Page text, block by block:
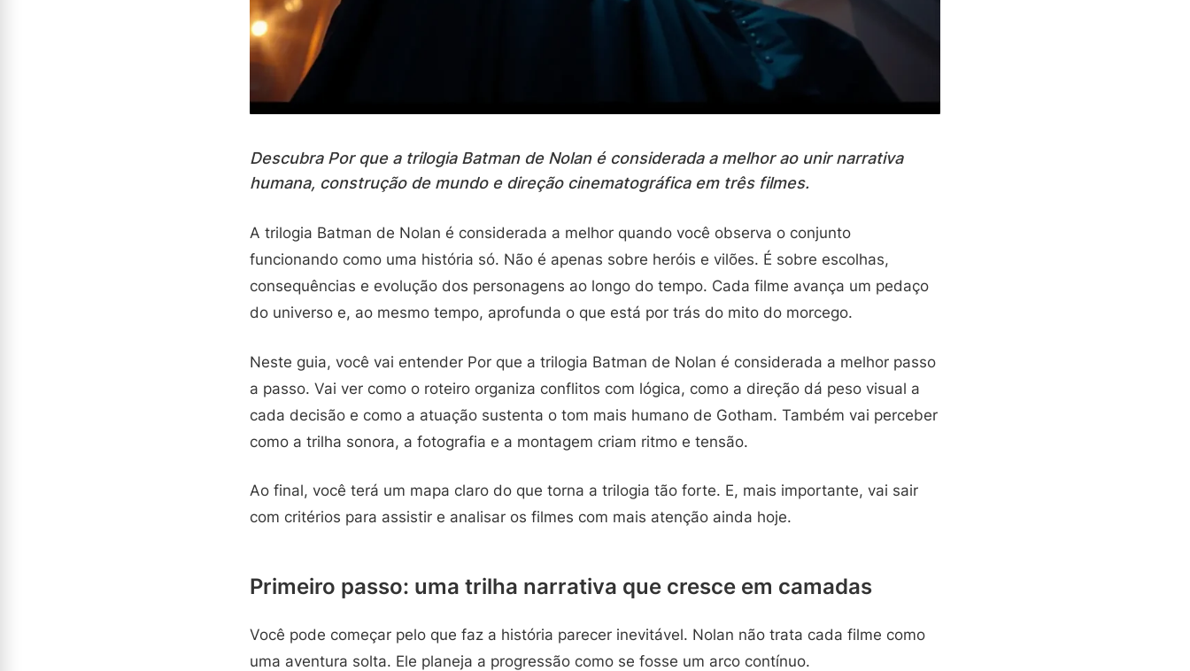
Descubra Por que a trilogia Batman de Nolan é considerada a melhor ao unir narrativa
humana, construção de mundo e direção cinematográfica em três filmes.
A trilogia Batman de Nolan é considerada a melhor quando você observa o conjunto
funcionando como uma história só. Não é apenas sobre heróis e vilões. É sobre escolhas,
consequências e evolução dos personagens ao longo do tempo. Cada filme avança um pedaço
do universo e, ao mesmo tempo, aprofunda o que está por trás do mito do morcego.
Neste guia, você vai entender Por que a trilogia Batman de Nolan é considerada a melhor passo
a passo. Vai ver como o roteiro organiza conflitos com lógica, como a direção dá peso visual a
cada decisão e como a atuação sustenta o tom mais humano de Gotham. Também vai perceber
como a trilha sonora, a fotografia e a montagem criam ritmo e tensão.
Ao final, você terá um mapa claro do que torna a trilogia tão forte. E, mais importante, vai sair
com critérios para assistir e analisar os filmes com mais atenção ainda hoje.
Primeiro passo: uma trilha narrativa que cresce em camadas
Você pode começar pelo que faz a história parecer inevitável. Nolan não trata cada filme como
uma aventura solta. Ele planeja a progressão como se fosse um arco contínuo.